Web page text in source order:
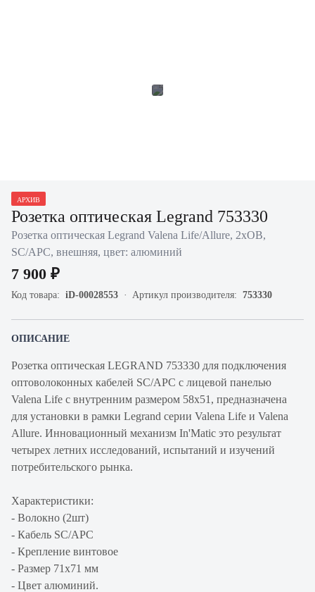
АРХИВ
Розетка оптическая Legrand 753330
Розетка оптическая Legrand Valena Life/Allure, 2хОВ,
SC/APC, внешняя, цвет: алюминий
7 900 ₽
Код товара: iD-00028553 Артикул производителя: 753330
ОПИСАНИЕ
Розетка оптическая LEGRAND 753330 для подключения
оптоволоконных кабелей SC/APC с лицевой панелью
Valena Life c внутренним размером 58x51, предназначена
для установки в рамки Legrand серии Valena Life и Valena
Allure. Инновационный механизм In'Matic это результат
четырех летних исследований, испытаний и изучений
потребительского рынка.
Характеристики:
- Волокно (2шт)
- Кабель SC/APC
- Крепление винтовое
- Размер 71х71 мм
- Цвет алюминий.